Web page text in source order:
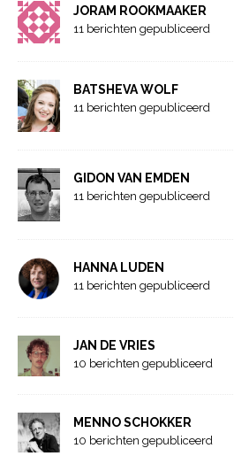
JORAM ROOKMAAKER
11 berichten gepubliceerd
BATSHEVA WOLF
11 berichten gepubliceerd
GIDON VAN EMDEN
11 berichten gepubliceerd
HANNA LUDEN
11 berichten gepubliceerd
JAN DE VRIES
10 berichten gepubliceerd
MENNO SCHOKKER
10 berichten gepubliceerd